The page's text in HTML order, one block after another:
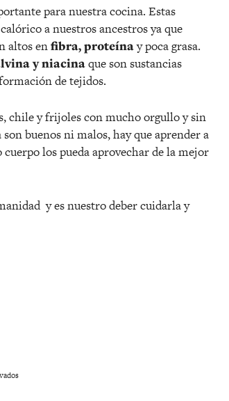
para nuestra cocina. Estas
a nuestros ancestros ya que
altos enfibra, proteínay poca grasa.
y niacinaque son sustancias
de tejidos.
chile y frijoles con mucho orgullo y sin
buenos ni malos, hay que aprender a
los pueda aprovechar de la mejor
y es nuestro deber cuidarla y